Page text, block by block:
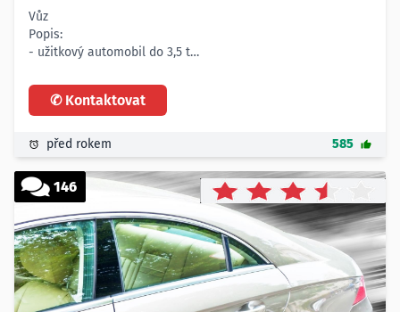
Vůz
Popis:
- užitkový automobil do 3,5 t
Lokalita:
- Vsetín
- ihned
✆ Kontaktovat
před rokem 585
146